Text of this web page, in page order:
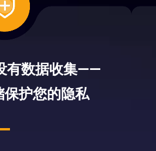
有数据收集——
护您的隐私